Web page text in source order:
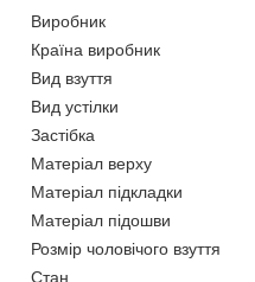
Виробник
Країна виробник
Вид взуття
Вид устілки
Застібка
Матеріал верху
Матеріал підкладки
Матеріал підошви
Розмір чоловічого взуття
Стан